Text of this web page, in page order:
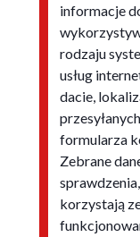
informacje
rodzaju
usług
dacie,
formularza
Zebrane
korzystają